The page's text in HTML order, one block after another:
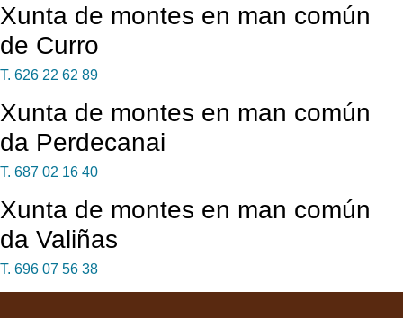
Xunta de montes en man común
de Curro
T. 626 22 62 89
Xunta de montes en man común
da Perdecanai
T. 687 02 16 40
Xunta de montes en man común
da Valiñas
T. 696 07 56 38